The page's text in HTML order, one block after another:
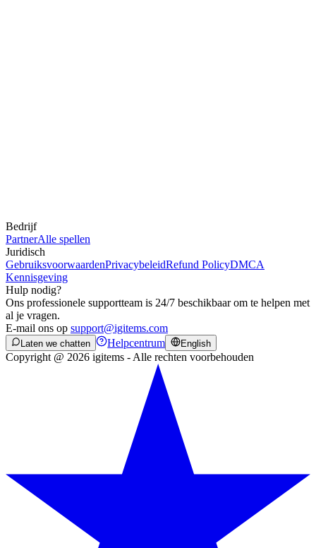
Bedrijf
PartnerAlle spellen
Juridisch
GebruiksvoorwaardenPrivacybeleidRefund PolicyDMCA
Kennisgeving
Hulp nodig?
Ons professionele supportteam is 24/7 beschikbaar om te helpen met
al je vragen.
E-mail ons op support@igitems.com
Laten we chatten Helpcentrum English
Copyright @ 2026 igitems - Alle rechten voorbehouden